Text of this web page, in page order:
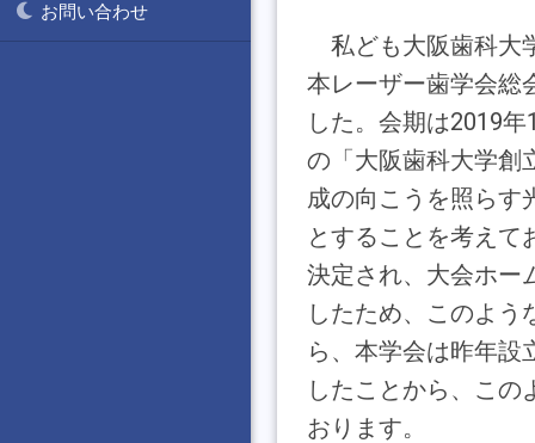
私ども大阪歯科大
本レーザー歯学会総
した。会期は2019
の「大阪歯科大学創
成の向こうを照らす
とすることを考えて
決定され、大会ホー
したため、このよ
ら、本学会は昨年設
したことから、こ
おります。
お問い合わせ